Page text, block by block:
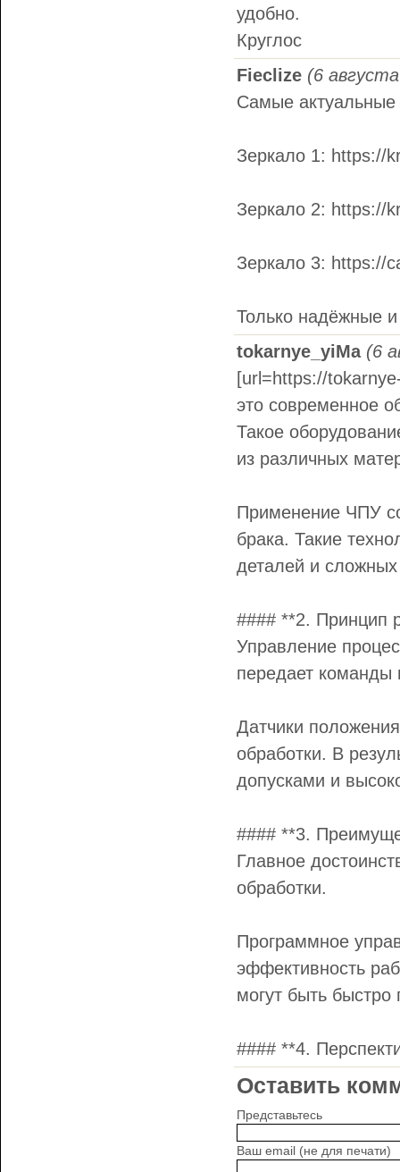
удобно.
Круглос
Fieclize (6
Самые актуальные
Зеркало 1: https://
Зеркало 2: https://
Зеркало 3: https://
Только надёжные
tokarnye_yiMa (6
[url=https://
это современное
Такое
из различных
Применение ЧПУ
брака. Такие
деталей и сложных
#### **2. Принцип
Управление
передает команды
Датчики
обработки. В
допусками и
#### **3.
Главное
обработки.
Программное
эффективность
могут быть
#### **4.
Оставить
Представьтесь
Ваш email (не для печати)